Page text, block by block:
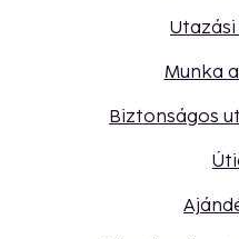
Munka
Biztonságos